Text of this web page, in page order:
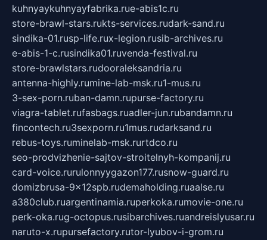
kuhnyaykuhnyayfabrika.rue-abis1c.ru
store-brawl-stars.rukts-services.rudark-sand.ru
sindika-01.rusp-life.rux-legion.rusib-archives.ru
e-abis-1-c.rusindika01.ruvenda-festival.ru
store-brawlstars.rudooraleksandria.ru
antenna-highly.rumine-lab-msk.ru1-mus.ru
3-sex-porn.ruban-damn.rupurse-factory.ru
viagra-tablet.rufasbags.ruadler-jun.rubandamn.ru
fincontech.ru3sexporn.ru1mus.rudarksand.ru
rebus-toys.ruminelab-msk.rurtdco.ru
seo-prodvizhenie-sajtov-stroitelnyh-kompanij.ru
card-voice.rurulonnyygazon177.rusnow-guard.ru
domizbrusa-9x12spb.rudemaholding.ruaalse.ru
a380club.ruargentinamia.ruperkoka.rumovie-one.ru
perk-oka.rug-octopus.rusibarchives.ruandreislyusar.ru
naruto-x.rupursefactory.rutor-lyubov-i-grom.ru